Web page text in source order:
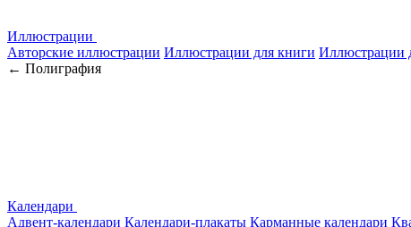
Иллюстрации
Авторские иллюстрации Иллюстрации для книги Иллюстрации
← Полиграфия
Календари
Адвент-календари Календари-плакаты Карманные календари